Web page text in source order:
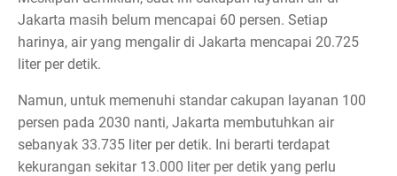
Jakarta masih belum mencapai 60 persen. Setiap
harinya, air yang mengalir di Jakarta mencapai 20.725
liter per detik.
Namun, untuk memenuhi standar cakupan layanan 100
persen pada 2030 nanti, Jakarta membutuhkan air
sebanyak 33.735 liter per detik. Ini berarti terdapat
kekurangan sekitar 13.000 liter per detik yang perlu